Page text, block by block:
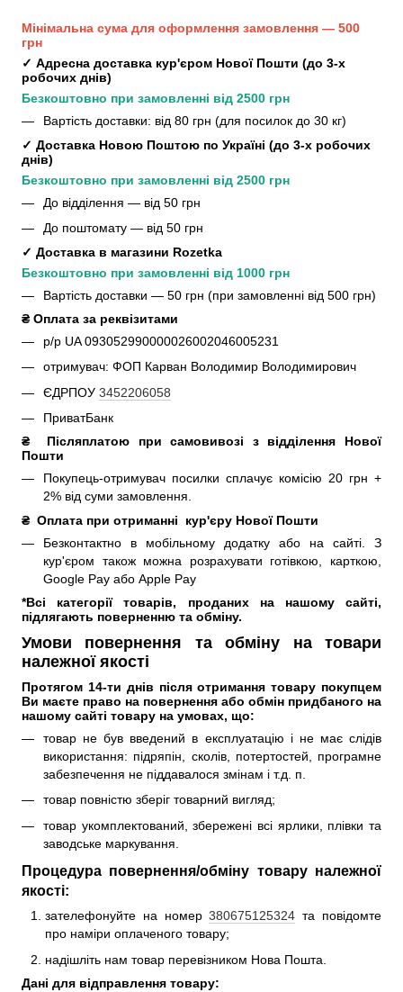
Мінімальна сума для оформлення замовлення — 500
грн
✓ Адресна доставка кур'єром Нової Пошти (до 3-х
робочих днів)
Безкоштовно при замовленні від 2500 грн
Вартість доставки: від 80 грн (для посилок до 30 кг)
✓ Доставка Новою Поштою по Україні (до 3-х робочих
днів)
Безкоштовно при замовленні від 2500 грн
До відділення — від 50 грн
До поштомату — від 50 грн
✓ Доставка в магазини Rozetka
Безкоштовно при замовленні від 1000 грн
Вартість доставки — 50 грн (при замовленні від 500 грн)
₴ Оплата за реквізитами
р/р UA 093052990000026002046005231
отримувач: ФОП Карван Володимир Володимирович
ЄДРПОУ 3452206058
ПриватБанк
₴
Післяплатою при самовивозі з відділення Нової
Пошти
Покупець-отримувач посилки сплачує комісію 20 грн +
2% від суми замовлення.
₴ Оплата при отриманні
кур'єру Нової Пошти
Безконтактно в мобільному додатку або на сайті. З
кур'єром також можна розрахувати готівкою, карткою,
Google Pay або Apple Pay
*Всі категорії товарів, проданих на нашому сайті,
підлягають поверненню та обміну.
Умови повернення та обміну на товари
належної якості
Протягом 14-ти днів після отримання товару покупцем
Ви маєте право на повернення або обмін придбаного на
нашому сайті товару на умовах, що:
товар не був введений в експлуатацію і не має слідів
використання: підряпін, сколів, потертостей, програмне
забезпечення не піддавалося змінам і т.д. п.
товар повністю зберіг товарний вигляд;
товар укомплектований, збережені всі ярлики, плівки та
заводське маркування.
Процедура повернення/обміну товару належної
якості:
зателефонуйте на номер380675125324 та повідомте
про наміри оплаченого товару;
надішліть нам товар перевізником Нова Пошта.
Дані для відправлення товару: